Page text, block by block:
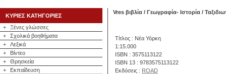
ΚΥΡΙΕΣ ΚΑΤΗΓΟΡΙΕΣ
+
Ξένες γλώσσες
+
Σχολικά βοηθήματα
+
Λεξικά
+
Βίντεο
+
Θρησκεία
+
Εκπαίδευση
Vres βιβλία / Γεωγραφία- Ιστορία /
Τίτλος : Νέα Υόρκη
1:15.000
ISBN : 3575113122
ISBN 13 : 9783575113122
Εκδόσεις : ROAD